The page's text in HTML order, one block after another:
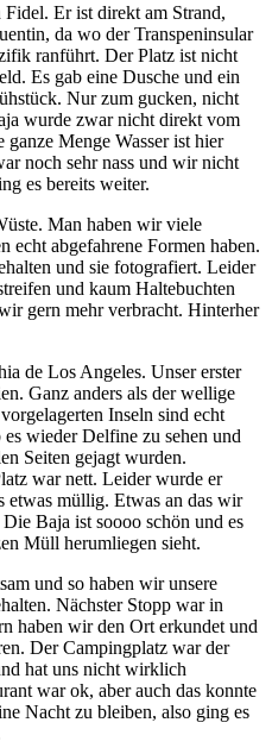
Er ist direkt am Strand,
da wo der Transpeninsular
ranführt. Der Platz ist nicht
Es gab eine Dusche und ein
Nur zum gucken, nicht
wurde zwar nicht direkt vom
Menge Wasser ist hier
noch sehr nass und wir nicht
es bereits weiter.
Man haben wir viele
echt abgefahrene Formen haben.
und sie fotografiert. Leider
und kaum Haltebuchten
gern mehr verbracht. Hinterher
de Los Angeles. Unser erster
Ganz anders als der wellige
Inseln sind echt
wieder Delfine zu sehen und
Seiten gejagt wurden.
war nett. Leider wurde er
etwas müllig. Etwas an das wir
Baja ist soooo schön und es
Müll herumliegen sieht.
und so haben wir unsere
Nächster Stopp war in
haben wir den Ort erkundet und
Der Campingplatz war der
hat uns nicht wirklich
war ok, aber auch das konnte
Nacht zu bleiben, also ging es